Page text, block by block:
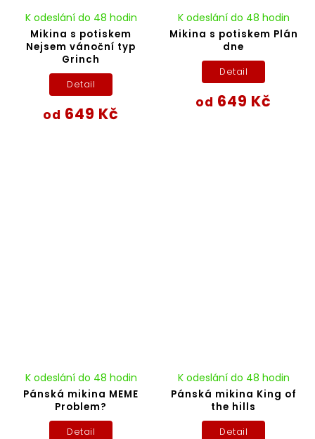
Mikina s potiskem
Nejsem vánoční typ
Grinch
K odeslání do 48 hodin
od 649 Kč
Detail
Mikina s potiskem Plán
dne
K odeslání do 48 hodin
od 649 Kč
Detail
Pánská mikina MEME
Problem?
K odeslání do 48 hodin
Detail
Pánská mikina King of
the hills
K odeslání do 48 hodin
Detail